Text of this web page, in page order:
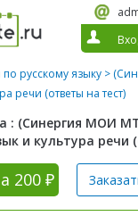
по русскому языку >
речи (ответы на тест)
: (Синергия МОИ
и культура речи
200 ₽